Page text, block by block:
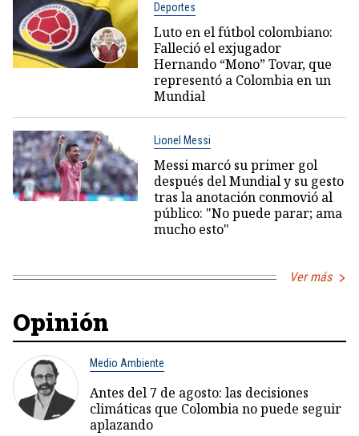
Deportes
Luto en el fútbol colombiano:
Falleció el exjugador
Hernando “Mono” Tovar, que
representó a Colombia en un
Mundial
Lionel Messi
Messi marcó su primer gol
después del Mundial y su gesto
tras la anotación conmovió al
público: "No puede parar; ama
mucho esto"
Ver más
Opinión
Medio Ambiente
Antes del 7 de agosto: las decisiones
climáticas que Colombia no puede seguir
aplazando